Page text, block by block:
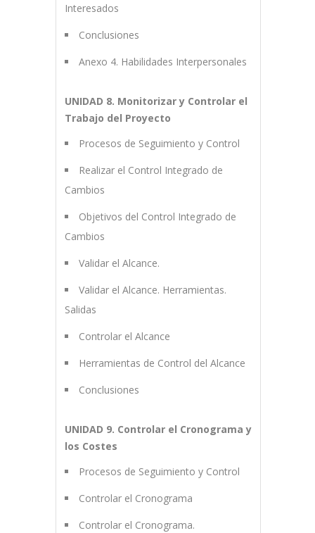
Interesados
Conclusiones
Anexo 4. Habilidades Interpersonales
UNIDAD 8. Monitorizar y Controlar el
Trabajo del Proyecto
Procesos de Seguimiento y Control
Realizar el Control Integrado de
Cambios
Objetivos del Control Integrado de
Cambios
Validar el Alcance.
Validar el Alcance. Herramientas.
Salidas
Controlar el Alcance
Herramientas de Control del Alcance
Conclusiones
UNIDAD 9. Controlar el Cronograma y
los Costes
Procesos de Seguimiento y Control
Controlar el Cronograma
Controlar el Cronograma.